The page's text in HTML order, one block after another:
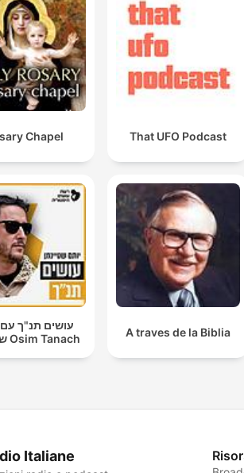
Chapel That UFO Podcast
עושים תנ"ך
שטיינמן Osim Tanach
A traves de la Biblia
Italiane